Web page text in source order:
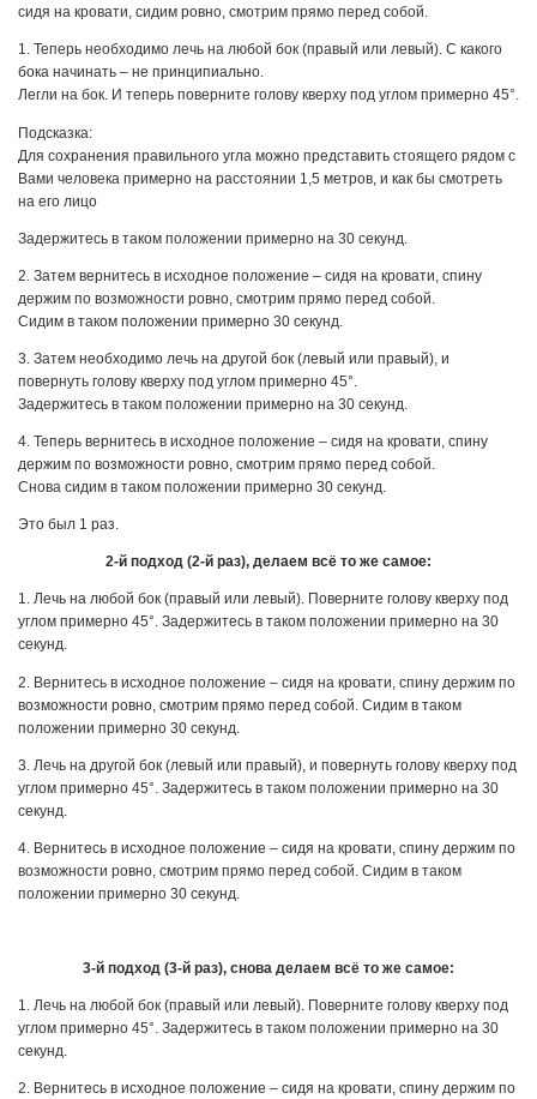
сидя на кровати, сидим ровно, смотрим прямо перед собой.
1. Теперь необходимо лечь на любой бок (правый или левый). С какого
бока начинать – не принципиально.
Легли на бок. И теперь поверните голову кверху под углом примерно 45°.
Подсказка:
Для сохранения правильного угла можно представить стоящего рядом с
Вами человека примерно на расстоянии 1,5 метров, и как бы смотреть
на его лицо
Задержитесь в таком положении примерно на 30 секунд.
2. Затем вернитесь в исходное положение – сидя на кровати, спину
держим по возможности ровно, смотрим прямо перед собой.
Сидим в таком положении примерно 30 секунд.
3. Затем необходимо лечь на другой бок (левый или правый), и
повернуть голову кверху под углом примерно 45°.
Задержитесь в таком положении примерно на 30 секунд.
4. Теперь вернитесь в исходное положение – сидя на кровати, спину
держим по возможности ровно, смотрим прямо перед собой.
Снова сидим в таком положении примерно 30 секунд.
Это был 1 раз.
2-й подход (2-й раз), делаем всё то же самое:
1. Лечь на любой бок (правый или левый). Поверните голову кверху под
углом примерно 45°. Задержитесь в таком положении примерно на 30
секунд.
2. Вернитесь в исходное положение – сидя на кровати, спину держим по
возможности ровно, смотрим прямо перед собой. Сидим в таком
положении примерно 30 секунд.
3. Лечь на другой бок (левый или правый), и повернуть голову кверху под
углом примерно 45°. Задержитесь в таком положении примерно на 30
секунд.
4. Вернитесь в исходное положение – сидя на кровати, спину держим по
возможности ровно, смотрим прямо перед собой. Сидим в таком
положении примерно 30 секунд.
3-й подход (3-й раз), снова делаем всё то же самое:
1. Лечь на любой бок (правый или левый). Поверните голову кверху под
углом примерно 45°. Задержитесь в таком положении примерно на 30
секунд.
2. Вернитесь в исходное положение – сидя на кровати, спину держим по